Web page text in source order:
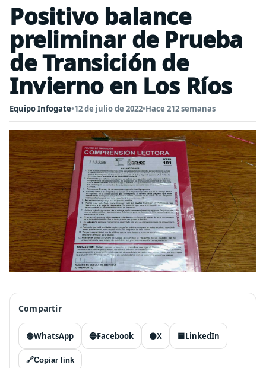
Positivo balance
preliminar de Prueba
de Transición de
Invierno en Los Ríos
Equipo Infogate•12 de julio de 2022•Hace 212 semanas
Compartir
🟢WhatsApp 🔵Facebook ⚫X 🟦LinkedIn
🔗Copiar link